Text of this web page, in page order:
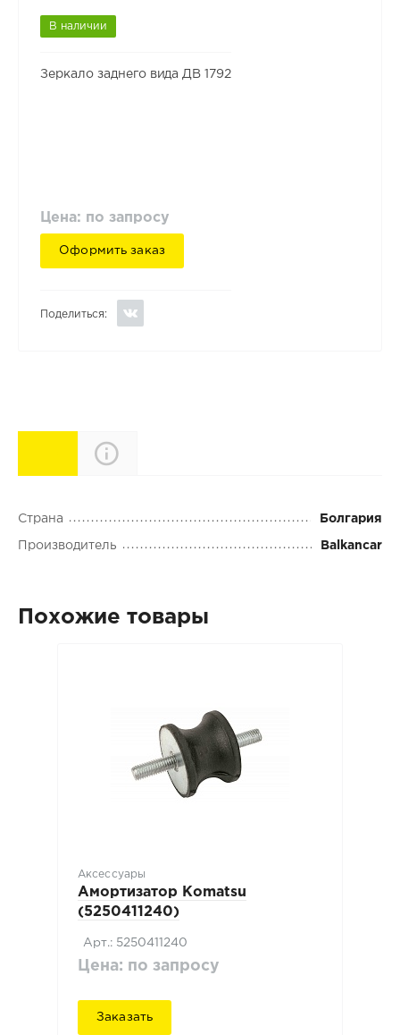
В наличии
Зеркало заднего вида ДВ 1792
Цена: по запросу
Оформить заказ
Поделиться:
Характеристики
Страна Болгария
Производитель Balkancar
Похожие товары
Аксессуары
Амортизатор Komatsu
(5250411240)
Арт.: 5250411240
Цена: по запросу
Заказать